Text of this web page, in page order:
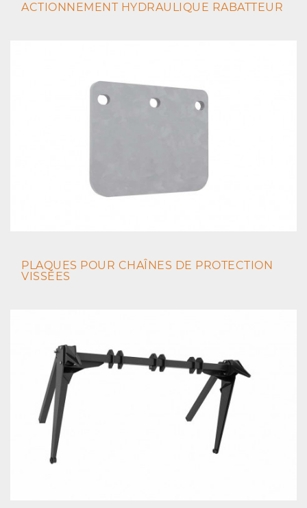
ACTIONNEMENT HYDRAULIQUE RABATTEUR
PLAQUES POUR CHAÎNES DE PROTECTION
VISSÉES